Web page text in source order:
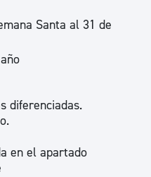
Santa al 31 de
diferenciadas.
en el apartado